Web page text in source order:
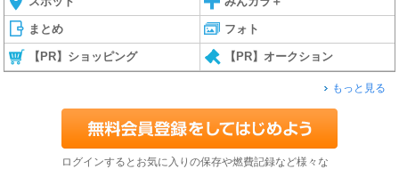
まとめ フォト
【PR】ショッピング 【PR】オークション
もっと見る
ログインするとお気に入りの保存や燃費記録など様々な